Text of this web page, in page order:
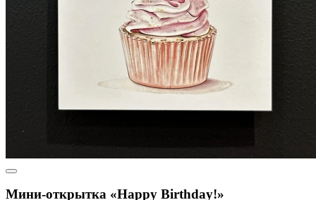
Мини-открытка «Happy Birthday!»